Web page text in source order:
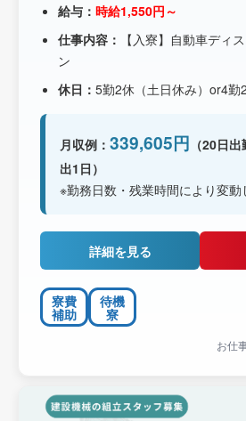
給与： 時給1,550円～
仕事内容：
【入寮】自動車ディ
ン
休日： 5勤2休（土日休み）or4勤
月収例： 339,605円 （20日
出1日）
※勤務日数・残業時間により変動
詳細を見る
寮費
補助
待機
寮
お仕